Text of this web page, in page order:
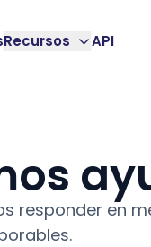
Recursos API
responder en